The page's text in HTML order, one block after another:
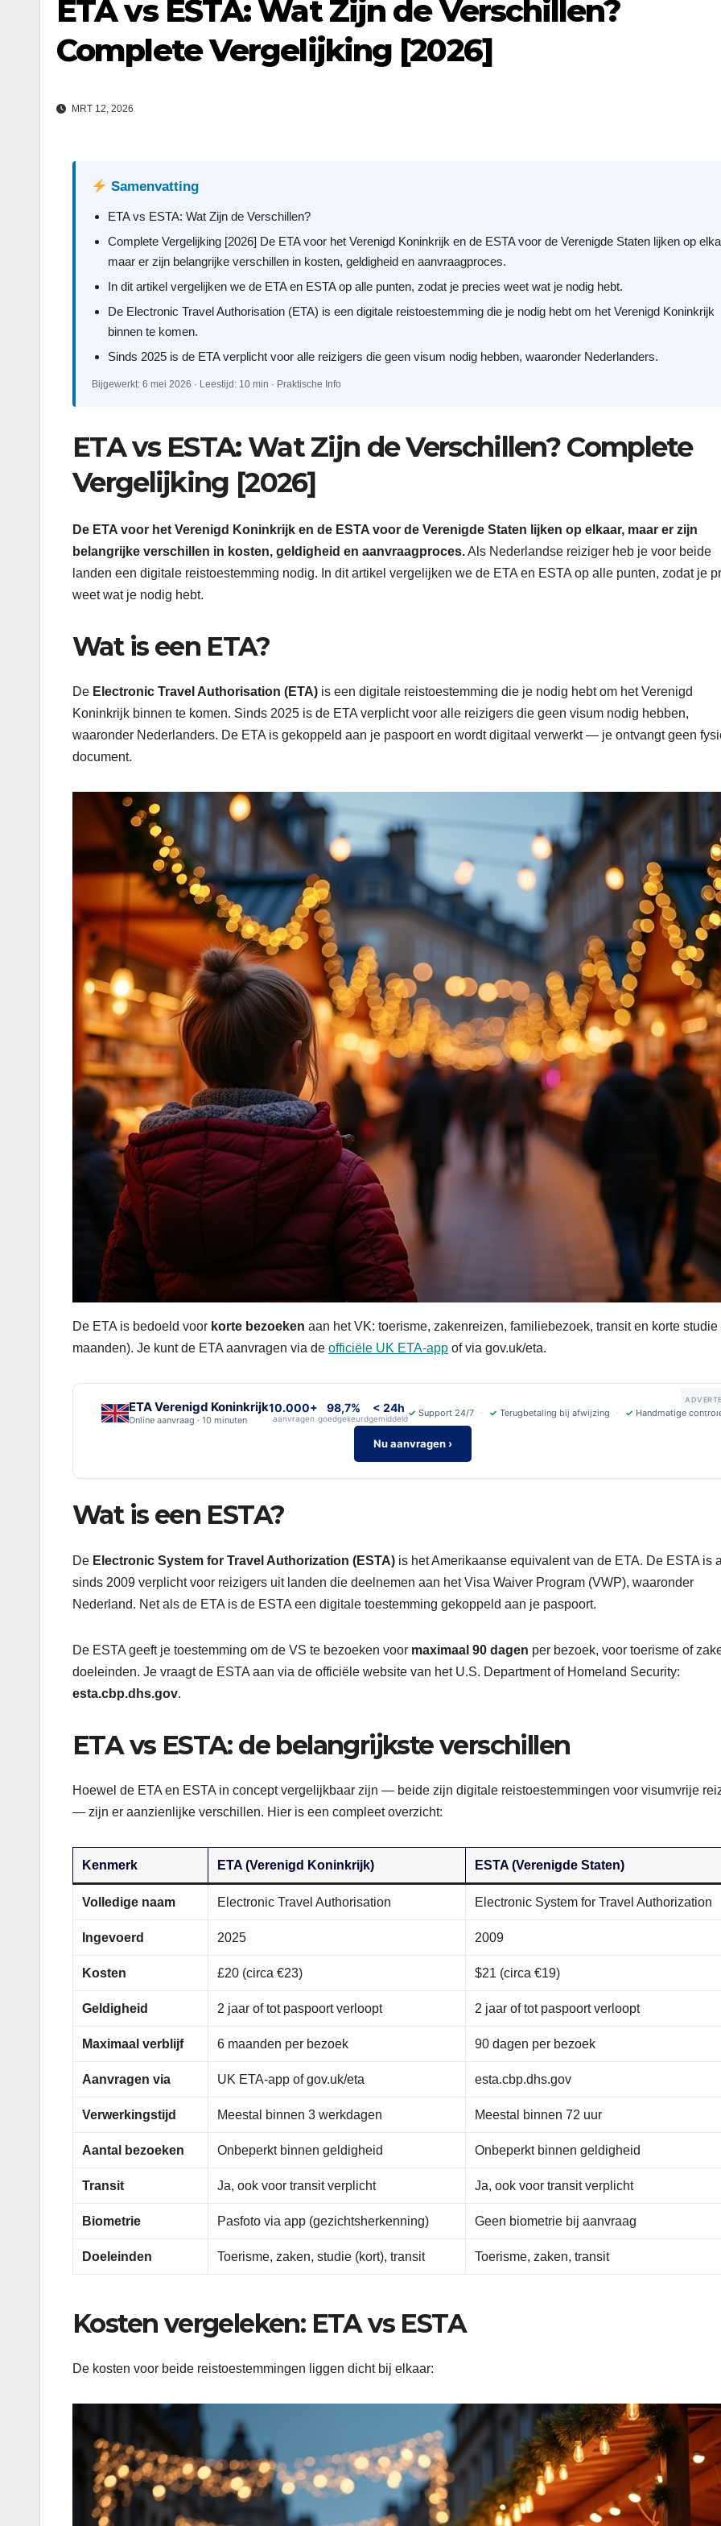
ETA vs ESTA: Wat Zijn de Verschillen?
Complete Vergelijking [2026]
MRT 12, 2026
Samenvatting
ETA vs ESTA: Wat Zijn de Verschillen?
Complete Vergelijking [2026] De ETA voor het Verenigd Koninkrijk en de ESTA voor de Verenigde Staten lijken op
maar er zijn belangrijke verschillen in kosten, geldigheid en aanvraagproces.
In dit artikel vergelijken we de ETA en ESTA op alle punten, zodat je precies weet wat je nodig hebt.
De Electronic Travel Authorisation (ETA) is een digitale reistoestemming die je nodig hebt om het Verenigd Koninkrijk
binnen te komen.
Sinds 2025 is de ETA verplicht voor alle reizigers die geen visum nodig hebben, waaronder Nederlanders.
Bijgewerkt: 6 mei 2026 · Leestijd: 10 min · Praktische Info
ETA vs ESTA: Wat Zijn de Verschillen? Complete
Vergelijking [2026]
De ETA voor het Verenigd Koninkrijk en de ESTA voor de Verenigde Staten lijken op elkaar, maar er zijn
belangrijke verschillen in kosten, geldigheid en aanvraagproces.Als Nederlandse reiziger heb je voor beide
landen een digitale reistoestemming nodig. In dit artikel vergelijken we de ETA en ESTA op alle punten, zodat je
weet wat je nodig hebt.
Wat is een ETA?
De Electronic Travel Authorisation (ETA) is een digitale reistoestemming die je nodig hebt om het Verenigd
Koninkrijk binnen te komen. Sinds 2025 is de ETA verplicht voor alle reizigers die geen visum nodig hebben,
waaronder Nederlanders. De ETA is gekoppeld aan je paspoort en wordt digitaal verwerkt — je ontvangt geen
document.
De ETA is bedoeld voor korte bezoeken aan het VK: toerisme, zakenreizen, familiebezoek, transit en korte studie
maanden). Je kunt de ETA aanvragen via de officiële UK ETA-app of via gov.uk/eta.
ETA Verenigd Koninkrijk
Online aanvraag · 10 minuten
10.000+
aanvragen
98,7%
goedgekeurd
< 24h
gemiddeld
✓ Support 24/7 ✓ Terugbetaling bij afwijzing ✓ Handmatige
Nu aanvragen ›
Wat is een ESTA?
De Electronic System for Travel Authorization (ESTA) is het Amerikaanse equivalent van de ETA. De ESTA is
sinds 2009 verplicht voor reizigers uit landen die deelnemen aan het Visa Waiver Program (VWP), waaronder
Nederland. Net als de ETA is de ESTA een digitale toestemming gekoppeld aan je paspoort.
De ESTA geeft je toestemming om de VS te bezoeken voor maximaal 90 dagen per bezoek, voor toerisme of
doeleinden. Je vraagt de ESTA aan via de officiële website van het U.S. Department of Homeland Security:
esta.cbp.dhs.gov.
ETA vs ESTA: de belangrijkste verschillen
Hoewel de ETA en ESTA in concept vergelijkbaar zijn — beide zijn digitale reistoestemmingen voor visumvrije
— zijn er aanzienlijke verschillen. Hier is een compleet overzicht:
Kenmerk ETA (Verenigd Koninkrijk) ESTA (Verenigde Staten)
Volledige naam Electronic Travel Authorisation Electronic System for Travel Authorization
Ingevoerd 2025 2009
Kosten £20 (circa €23) $21 (circa €19)
Geldigheid 2 jaar of tot paspoort verloopt 2 jaar of tot paspoort verloopt
Maximaal verblijf 6 maanden per bezoek 90 dagen per bezoek
Aanvragen via UK ETA-app of gov.uk/eta esta.cbp.dhs.gov
Verwerkingstijd Meestal binnen 3 werkdagen Meestal binnen 72 uur
Aantal bezoeken Onbeperkt binnen geldigheid Onbeperkt binnen geldigheid
Transit Ja, ook voor transit verplicht Ja, ook voor transit verplicht
Biometrie Pasfoto via app (gezichtsherkenning) Geen biometrie bij aanvraag
Doeleinden Toerisme, zaken, studie (kort), transit Toerisme, zaken, transit
Kosten vergeleken: ETA vs ESTA
De kosten voor beide reistoestemmingen liggen dicht bij elkaar: